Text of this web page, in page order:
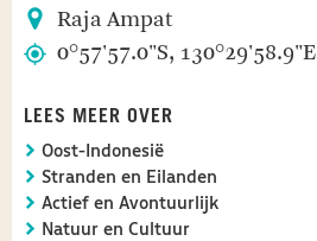
Raja Ampat
0°57'57.0"S, 130°29'58.9"E
LEES MEER OVER
Oost-Indonesië
Stranden en Eilanden
Actief en Avontuurlijk
Natuur en Cultuur